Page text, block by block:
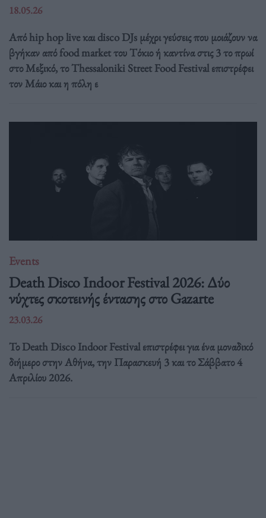
18.05.26
Από hip hop live και disco DJs μέχρι γεύσεις που μοιάζουν να
βγήκαν από food market του Τόκιο ή καντίνα στις 3 το πρωί
στο Μεξικό, το Thessaloniki Street Food Festival επιστρέφει
τον Μάιο και η πόλη ε
Events
Death Disco Indoor Festival 2026: Δύο
νύχτες σκοτεινής έντασης στο Gazarte
23.03.26
Το Death Disco Indoor Festival επιστρέφει για ένα μοναδικό
διήμερο στην Αθήνα, την Παρασκευή 3 και το Σάββατο 4
Απριλίου 2026.